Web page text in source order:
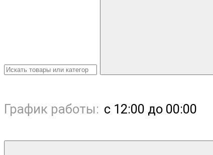
График работы: с 12:00 до 00:00